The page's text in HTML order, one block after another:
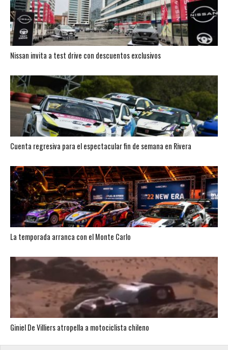
Nissan invita a test drive con descuentos exclusivos
Cuenta regresiva para el espectacular fin de semana en Rivera
La temporada arranca con el Monte Carlo
Giniel De Villiers atropella a motociclista chileno